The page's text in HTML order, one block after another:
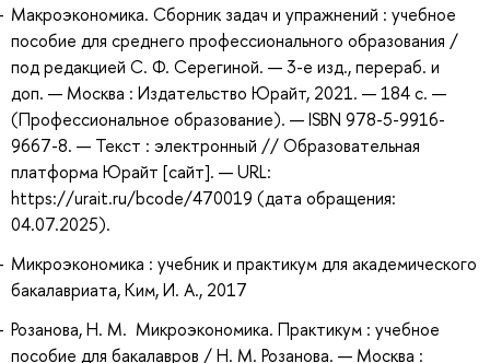
Макроэкономика. Сборник задач и упражнений : учебное
пособие для среднего профессионального образования /
под редакцией С. Ф. Серегиной. — 3-е изд., перераб. и
доп. — Москва : Издательство Юрайт, 2021. — 184 с. —
(Профессиональное образование). — ISBN 978-5-9916-
9667-8. — Текст : электронный // Образовательная
платформа Юрайт [сайт]. — URL:
https://urait.ru/bcode/470019 (дата обращения:
04.07.2025).
Микроэкономика : учебник и практикум для академического
бакалавриата, Ким, И. А., 2017
Розанова, Н. М. Микроэкономика. Практикум : учебное
пособие для бакалавров / Н. М. Розанова. — Москва :